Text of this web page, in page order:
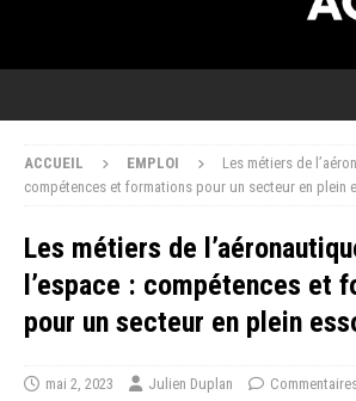
ACCUEIL EMPLOI
Les métiers de
compétences et formations pour un secteur en plein
Les métiers de
l’espace : compétences et
pour un secteur en plein
mai 2, 2023 Julien Duplan